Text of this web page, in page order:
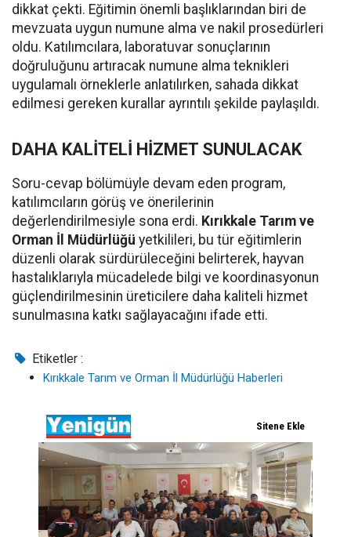
dikkat çekti. Eğitimin önemli başlıklarından biri de
mevzuata uygun numune alma ve nakil prosedürleri
oldu. Katılımcılara, laboratuvar sonuçlarının
doğruluğunu artıracak numune alma teknikleri
uygulamalı örneklerle anlatılırken, sahada dikkat
edilmesi gereken kurallar ayrıntılı şekilde paylaşıldı.
DAHA KALİTELİ HİZMET SUNULACAK
Soru-cevap bölümüyle devam eden program,
katılımcıların görüş ve önerilerinin
değerlendirilmesiyle sona erdi. Kırıkkale Tarım ve
Orman İl Müdürlüğü yetkilileri, bu tür eğitimlerin
düzenli olarak sürdürüleceğini belirterek, hayvan
hastalıklarıyla mücadelede bilgi ve koordinasyonun
güçlendirilmesinin üreticilere daha kaliteli hizmet
sunulmasına katkı sağlayacağını ifade etti.
Etiketler :
Kırıkkale Tarım ve Orman İl Müdürlüğü Haberleri